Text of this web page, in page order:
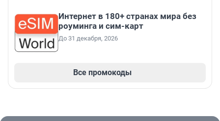
Интернет в 180+ странах мира без
роуминга и сим-карт
До 31 декабря, 2026
Все промокоды